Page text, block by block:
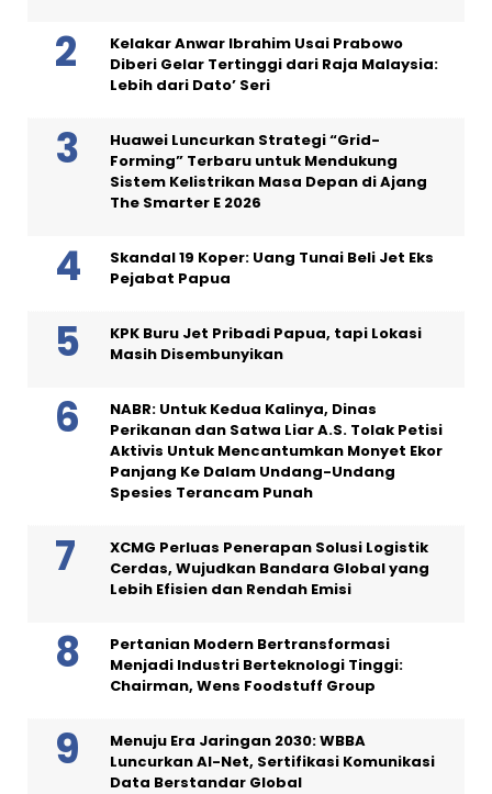
Kelakar Anwar Ibrahim Usai Prabowo
Diberi Gelar Tertinggi dari Raja Malaysia:
Lebih dari Dato’ Seri
Huawei Luncurkan Strategi “Grid-
Forming” Terbaru untuk Mendukung
Sistem Kelistrikan Masa Depan di Ajang
The Smarter E 2026
Skandal 19 Koper: Uang Tunai Beli Jet Eks
Pejabat Papua
KPK Buru Jet Pribadi Papua, tapi Lokasi
Masih Disembunyikan
NABR: Untuk Kedua Kalinya, Dinas
Perikanan dan Satwa Liar A.S. Tolak Petisi
Aktivis Untuk Mencantumkan Monyet Ekor
Panjang Ke Dalam Undang-Undang
Spesies Terancam Punah
XCMG Perluas Penerapan Solusi Logistik
Cerdas, Wujudkan Bandara Global yang
Lebih Efisien dan Rendah Emisi
Pertanian Modern Bertransformasi
Menjadi Industri Berteknologi Tinggi:
Chairman, Wens Foodstuff Group
Menuju Era Jaringan 2030: WBBA
Luncurkan AI-Net, Sertifikasi Komunikasi
Data Berstandar Global